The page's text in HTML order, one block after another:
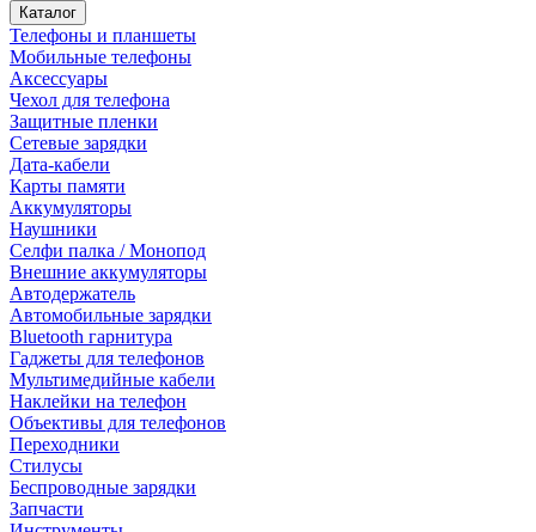
Каталог
Телефоны и планшеты
Мобильные телефоны
Аксессуары
Чехол для телефона
Защитные пленки
Сетевые зарядки
Дата-кабели
Карты памяти
Аккумуляторы
Наушники
Селфи палка / Монопод
Внешние аккумуляторы
Автодержатель
Автомобильные зарядки
Bluetooth гарнитура
Гаджеты для телефонов
Мультимедийные кабели
Наклейки на телефон
Объективы для телефонов
Переходники
Стилусы
Беспроводные зарядки
Запчасти